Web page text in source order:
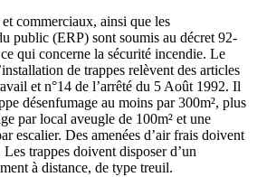
commerciaux, ainsi que les
public (ERP) sont soumis au décret 92-
qui concerne la sécurité incendie. Le
de trappes relèvent des articles
et n°14 de l’arrêté du 5 Août 1992. Il
désenfumage au moins par 300m², plus
par local aveugle de 100m² et une
escalier. Des amenées d’air frais doivent
Les trappes doivent disposer d’un
à distance, de type treuil.